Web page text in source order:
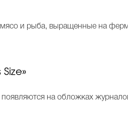
мясо и рыба, выращенные на
появляются на обложках